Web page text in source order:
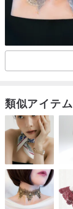
類似アイテム